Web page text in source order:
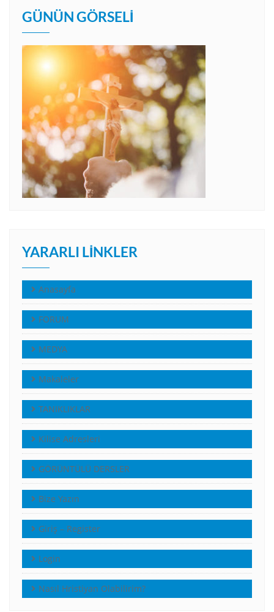
GÜNÜN GÖRSELI
YARARLI LINKLER
Anasayfa
FORUM
MEDYA
Makaleler
TANIKLIKLAR
Kilise Adresleri
GÖRÜNTÜLÜ DERSLER
Bize Yazın
Giriş – Register
Login
Nasıl Hristiyan Olabilirim?